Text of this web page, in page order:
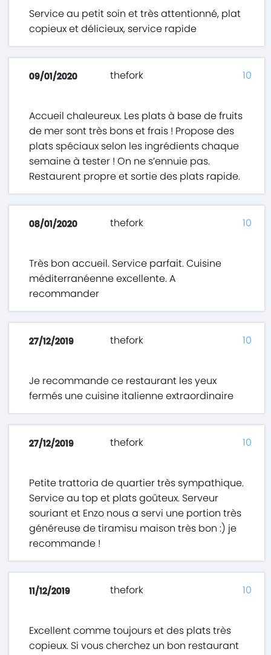
Service au petit soin et très attentionné, plat
copieux et délicieux, service rapide
09/01/2020 thefork
Accueil chaleureux. Les plats à base de fruits
de mer sont très bons et frais ! Propose des
plats spéciaux selon les ingrédients chaque
semaine à tester ! On ne s’ennuie pas.
Restaurent propre et sortie des plats rapide.
10
08/01/2020 thefork
Très bon accueil. Service parfait. Cuisine
méditerranéenne excellente. A
recommander
10
27/12/2019 thefork
Je recommande ce restaurant les yeux
fermés une cuisine italienne extraordinaire
10
27/12/2019 thefork
Petite trattoria de quartier très sympathique.
Service au top et plats goûteux. Serveur
souriant et Enzo nous a servi une portion très
généreuse de tiramisu maison très bon :) je
recommande !
10
11/12/2019 thefork
Excellent comme toujours et des plats très
copieux. Si vous cherchez un bon restaurant
10